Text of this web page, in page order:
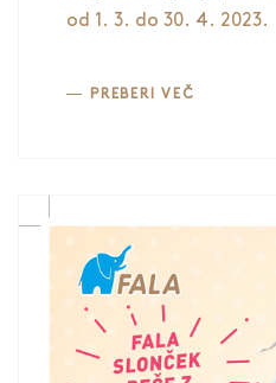
od 1. 3. do 30. 4. 2023.
PREBERI VEČ